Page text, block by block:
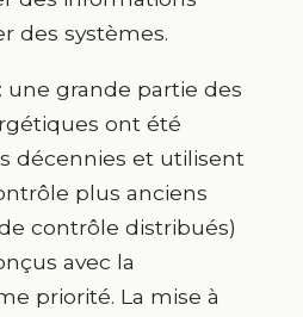
des systèmes.
une grande partie des
ont été
décennies et utilisent
plus anciens
contrôle distribués)
avec la
priorité. La mise à